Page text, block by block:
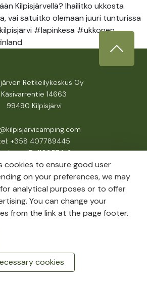
Kilpisjärvellä? Ihailitko ukkosta
vai satuitko olemaan juuri tunturissa
#lapinkesä #ukkonen
Retkeilykeskus Oy
Käsivarrentie 14663
99490 Kilpisjärvi
+358 407789445
ID: 1103574-3
cookies to ensure good user
on your preferences, we may
analytical purposes or to offer
You can change your
from the link at the page footer.
cookies